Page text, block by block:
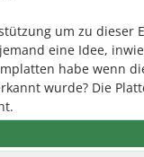
um zu dieser
eine Idee,
habe wenn
wurde? Die